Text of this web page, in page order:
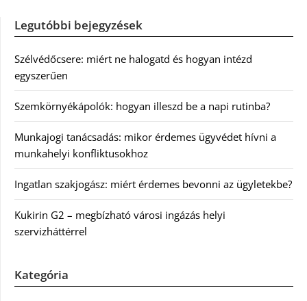
Legutóbbi bejegyzések
Szélvédőcsere: miért ne halogatd és hogyan intézd
egyszerűen
Szemkörnyékápolók: hogyan illeszd be a napi rutinba?
Munkajogi tanácsadás: mikor érdemes ügyvédet hívni a
munkahelyi konfliktusokhoz
Ingatlan szakjogász: miért érdemes bevonni az ügyletekbe?
Kukirin G2 – megbízható városi ingázás helyi
szervizháttérrel
Kategória